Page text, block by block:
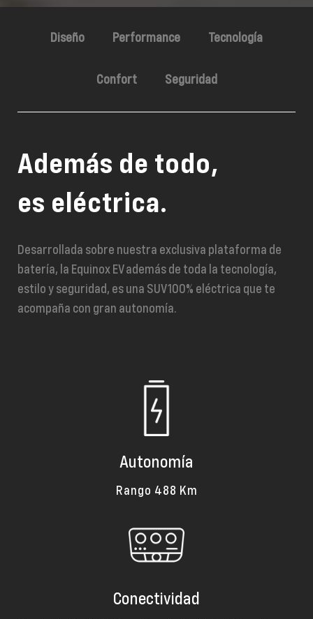
Diseño Performance Tecnología
Confort Seguridad
Además de todo,
es eléctrica.
Desarrollada sobre nuestra exclusiva plataforma de
batería, la Equinox EV además de toda la tecnología,
estilo y seguridad, es una SUV 100% eléctrica que te
acompaña con gran autonomía.
Autonomía
Rango 488 Km
Conectividad